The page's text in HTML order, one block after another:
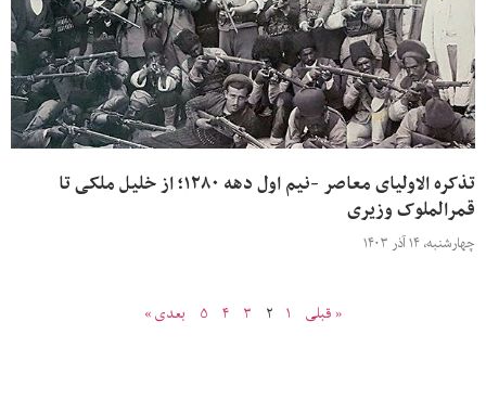
تذکره الاولیای معاصر -نیم اول دهه ۱۲۸۰؛ از خلیل ملکی تا
قمرالملوک وزیری
چهارشنبه، ۱۴ آذر ۱۴۰۳
« قبلی ۱ ۲ ۳ ۴ ۵ بعدی »